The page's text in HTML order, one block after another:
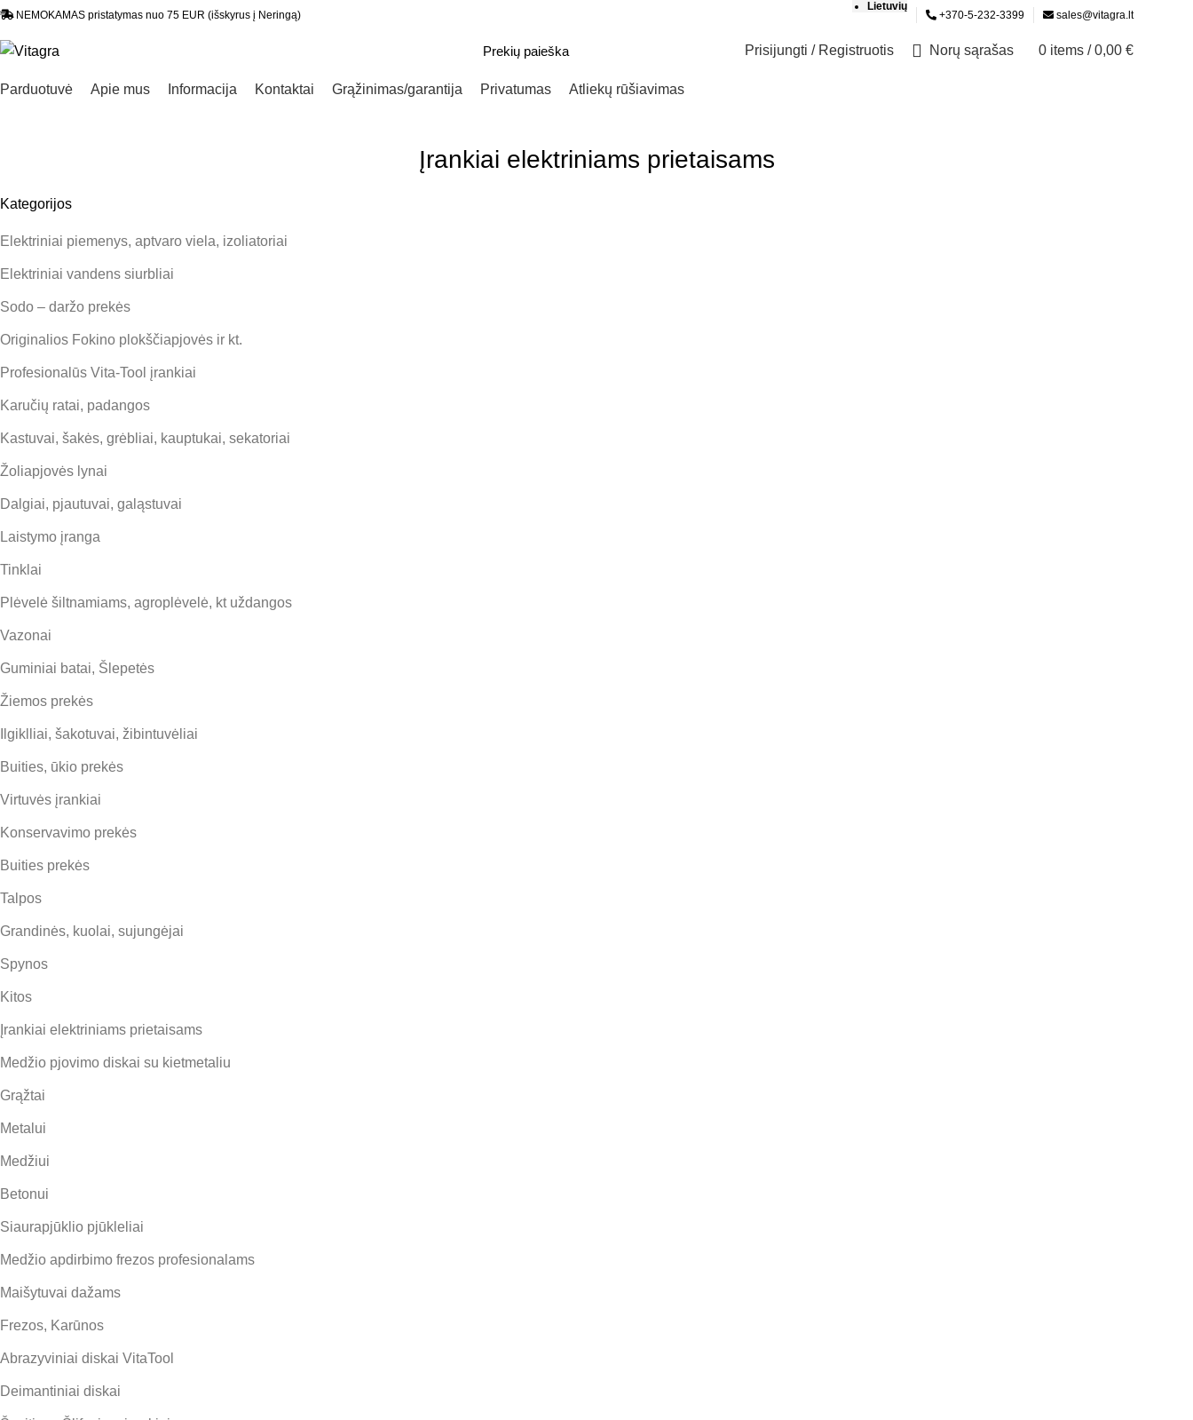
NEMOKAMAS pristatymas nuo 75 EUR (išskyrus į Neringą)
Lietuvių
+370-5-232-3399 sales@vitagra.lt
Prisijungti / Registruotis Norų sąrašas 0 items / 0,00 €
Parduotuvė Apie mus Informacija Kontaktai Grąžinimas/garantija Privatumas Atliekų rūšiavimas
Įrankiai elektriniams prietaisams
Kategorijos
Elektriniai piemenys, aptvaro viela, izoliatoriai
Elektriniai vandens siurbliai
Sodo – daržo prekės
Originalios Fokino plokščiapjovės ir kt.
Profesionalūs Vita-Tool įrankiai
Karučių ratai, padangos
Kastuvai, šakės, grėbliai, kauptukai, sekatoriai
Žoliapjovės lynai
Dalgiai, pjautuvai, galąstuvai
Laistymo įranga
Tinklai
Plėvelė šiltnamiams, agroplėvelė, kt uždangos
Vazonai
Guminiai batai, Šlepetės
Žiemos prekės
Ilgiklliai, šakotuvai, žibintuvėliai
Buities, ūkio prekės
Virtuvės įrankiai
Konservavimo prekės
Buities prekės
Talpos
Grandinės, kuolai, sujungėjai
Spynos
Kitos
Įrankiai elektriniams prietaisams
Medžio pjovimo diskai su kietmetaliu
Grąžtai
Metalui
Medžiui
Betonui
Siaurapjūklio pjūkleliai
Medžio apdirbimo frezos profesionalams
Maišytuvai dažams
Frezos, Karūnos
Abrazyviniai diskai VitaTool
Deimantiniai diskai